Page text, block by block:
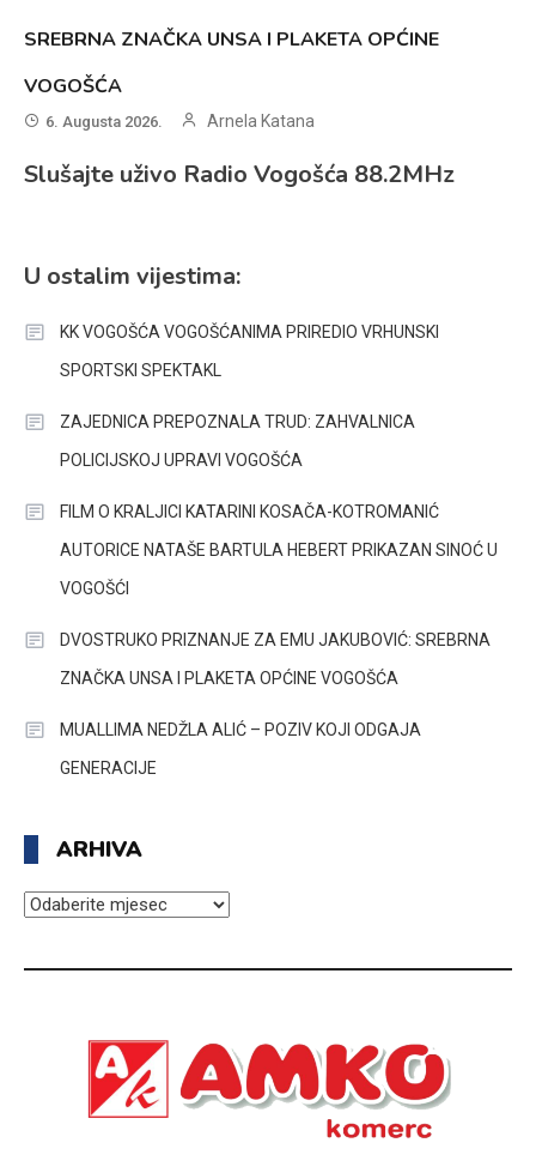
SREBRNA ZNAČKA UNSA I PLAKETA OPĆINE
VOGOŠĆA
6. Augusta 2026. Arnela Katana
Slušajte uživo Radio Vogošća 88.2MHz
U ostalim vijestima:
KK VOGOŠĆA VOGOŠĆANIMA PRIREDIO VRHUNSKI
SPORTSKI SPEKTAKL
ZAJEDNICA PREPOZNALA TRUD: ZAHVALNICA
POLICIJSKOJ UPRAVI VOGOŠĆA
FILM O KRALJICI KATARINI KOSAČA-KOTROMANIĆ
AUTORICE NATAŠE BARTULA HEBERT PRIKAZAN SINOĆ U
VOGOŠĆI
DVOSTRUKO PRIZNANJE ZA EMU JAKUBOVIĆ: SREBRNA
ZNAČKA UNSA I PLAKETA OPĆINE VOGOŠĆA
MUALLIMA NEDŽLA ALIĆ – POZIV KOJI ODGAJA
GENERACIJE
ARHIVA
ARHIVA